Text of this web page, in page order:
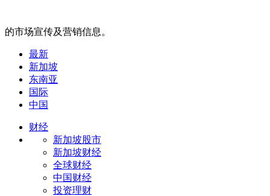
的市场宣传及营销信息。
最新
新加坡
东南亚
国际
中国
财经
新加坡股市
新加坡财经
全球财经
中国财经
投资理财